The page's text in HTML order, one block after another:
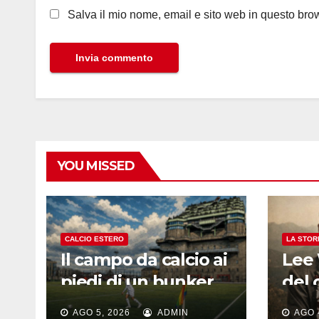
Salva il mio nome, email e sito web in questo
YOU MISSED
CALCIO ESTERO
Il campo da calcio ai
piedi di un bunker
nazista: la foto virale
AGO 5, 2026 ADMIN
LA
Lee
del
AGO